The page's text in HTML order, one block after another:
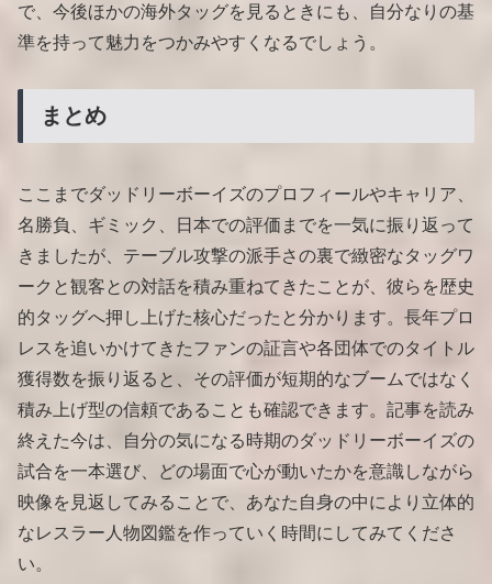
で、今後ほかの海外タッグを見るときにも、自分なりの基
準を持って魅力をつかみやすくなるでしょう。
まとめ
ここまでダッドリーボーイズのプロフィールやキャリア、
名勝負、ギミック、日本での評価までを一気に振り返って
きましたが、テーブル攻撃の派手さの裏で緻密なタッグワ
ークと観客との対話を積み重ねてきたことが、彼らを歴史
的タッグへ押し上げた核心だったと分かります。長年プロ
レスを追いかけてきたファンの証言や各団体でのタイトル
獲得数を振り返ると、その評価が短期的なブームではなく
積み上げ型の信頼であることも確認できます。記事を読み
終えた今は、自分の気になる時期のダッドリーボーイズの
試合を一本選び、どの場面で心が動いたかを意識しながら
映像を見返してみることで、あなた自身の中により立体的
なレスラー人物図鑑を作っていく時間にしてみてくださ
い。